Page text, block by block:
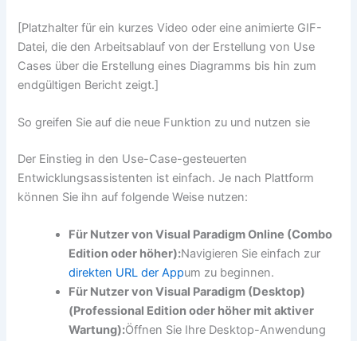
[Platzhalter für ein kurzes Video oder eine animierte GIF-
Datei, die den Arbeitsablauf von der Erstellung von Use
Cases über die Erstellung eines Diagramms bis hin zum
endgültigen Bericht zeigt.]
So greifen Sie auf die neue Funktion zu und nutzen sie
Der Einstieg in den Use-Case-gesteuerten
Entwicklungsassistenten ist einfach. Je nach Plattform
können Sie ihn auf folgende Weise nutzen:
Für Nutzer von Visual Paradigm Online (Combo
Edition oder höher):Navigieren Sie einfach zur
direkten URL der Appum zu beginnen.
Für Nutzer von Visual Paradigm (Desktop)
(Professional Edition oder höher mit aktiver
Wartung):Öffnen Sie Ihre Desktop-Anwendung